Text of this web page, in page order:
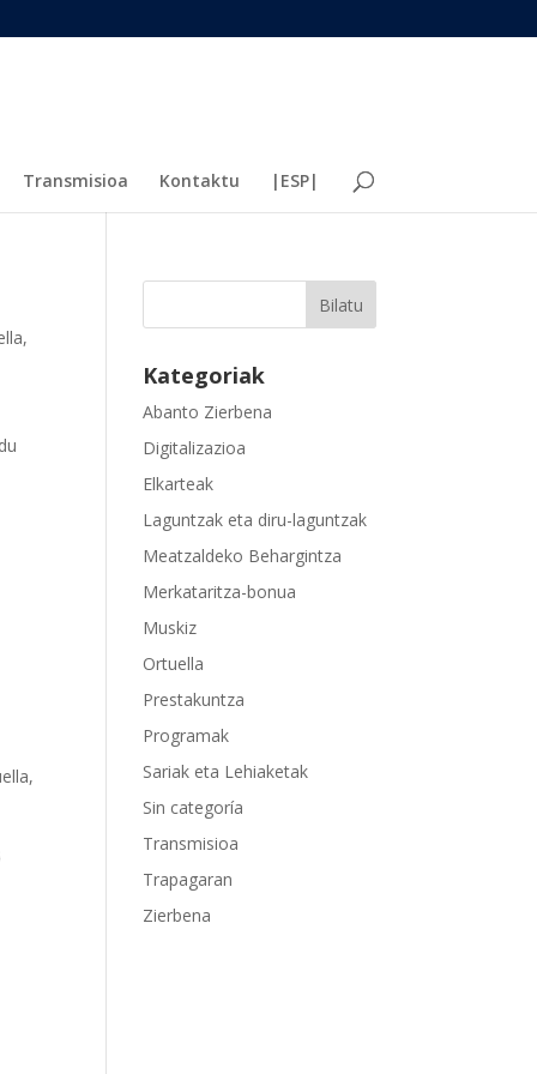
Transmisioa Kontaktu |ESP|
,
,
Kategoriak
Abanto Zierbena
Digitalizazioa
Elkarteak
Laguntzak eta diru-laguntzak
Meatzaldeko Behargintza
Merkataritza-bonua
Muskiz
Ortuella
Prestakuntza
Programak
Sariak eta Lehiaketak
Sin categoría
Transmisioa
Trapagaran
Zierbena